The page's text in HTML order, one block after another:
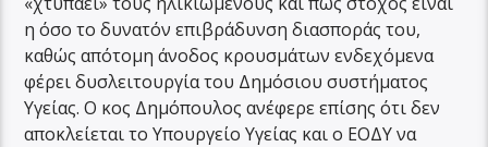
η όσο το δυνατόν επιβράδυνση διασποράς του,
καθώς απότομη άνοδος κρουσμάτων ενδεχόμενα
φέρει δυσλειτουργία του Δημόσιου συστήματος
Υγείας. Ο κος Δημόπουλος ανέφερε επίσης ότι δεν
αποκλείεται το Υπουργείο Υγείας και ο ΕΟΔΥ να